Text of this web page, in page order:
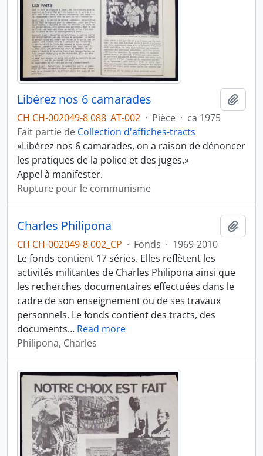
Libérez nos 6 camarades
CH CH-002049-8 088_AT-002 · Pièce · ca 1975
Fait partie de Collection d'affiches-tracts
«Libérez nos 6 camarades, on a raison de dénoncer
les pratiques de la police et des juges.»
Appel à manifester.
Rupture pour le communisme
Charles Philipona
CH CH-002049-8 002_CP · Fonds · 1969-2010
Le fonds contient 17 séries. Elles reflètent les
activités militantes de Charles Philipona ainsi que
les recherches documentaires effectuées dans le
cadre de son enseignement ou de ses travaux
personnels. Le fonds contient des tracts, des
documents… Read more
Philipona, Charles